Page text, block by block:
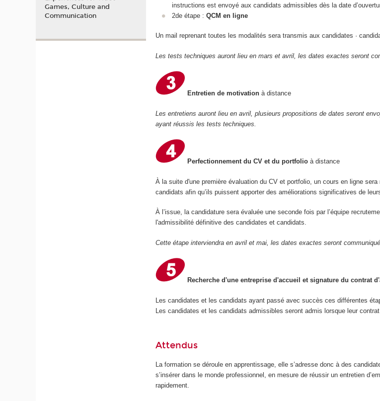
instructions est envoyé aux candidats admissibles dès la date
2de étape : QCM en ligne
Un mail reprenant toutes les modalités sera transmis aux candidates ·
Les tests techniques auront lieu en mars et avril, les dates exactes seront
Entretien de motivation à distance
Les entretiens auront lieu en avril, plusieurs propositions de dates seront
ayant réussis les tests techniques.
Perfectionnement du CV et du portfolio à distance
À la suite d'une première évaluation du CV et portfolio, un cours en ligne
candidats afin qu’ils puissent apporter des améliorations significatives de
À l’issue, la candidature sera évaluée une seconde fois par l’équipe
l'admissibilité définitive des candidates et candidats.
Cette étape interviendra en avril et mai, les dates exactes seront
Recherche d'une entreprise d'accueil et signature du contrat
Les candidates et les candidats ayant passé avec succès ces différentes
Les candidates et les candidats admissibles seront admis lorsque leur
Attendus
La formation se déroule en apprentissage, elle s’adresse donc à des
s’insérer dans le monde professionnel, en mesure de réussir un entretien
rapidement.
Games, Culture and
Communication